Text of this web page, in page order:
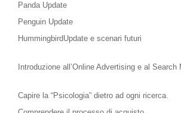
Panda Update
Penguin Update
HummingbirdUpdate e scenari futuri
Introduzione all’Online Advertising e al Search
Capire la “Psicologia” dietro ad ogni ricerca.